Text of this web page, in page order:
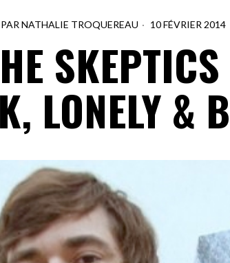
PAR NATHALIE TROQUEREAU 10 FÉVRIER 2014
SKEPTICS
LONELY &